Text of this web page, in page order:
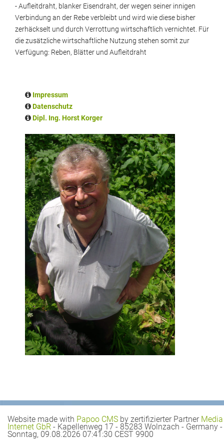
- Aufleitdraht, blanker Eisendraht, der wegen seiner innigen
Verbindung an der Rebe verbleibt und wird wie diese bisher
zerhäckselt und durch Verrottung wirtschaftlich vernichtet. Für
die zusätzliche wirtschaftliche Nutzung stehen somit zur
Verfügung: Reben, Blätter und Aufleitdraht
Impressum
Datenschutz
Dipl. Ing. Horst Korger
Website made with Papoo CMS by zertifizierter Partner Media
Internet GbR - Kapellenweg 17 - 85283 Wolnzach - Germany -
Sonntag, 09.08.2026 07:41:30 CEST 9900